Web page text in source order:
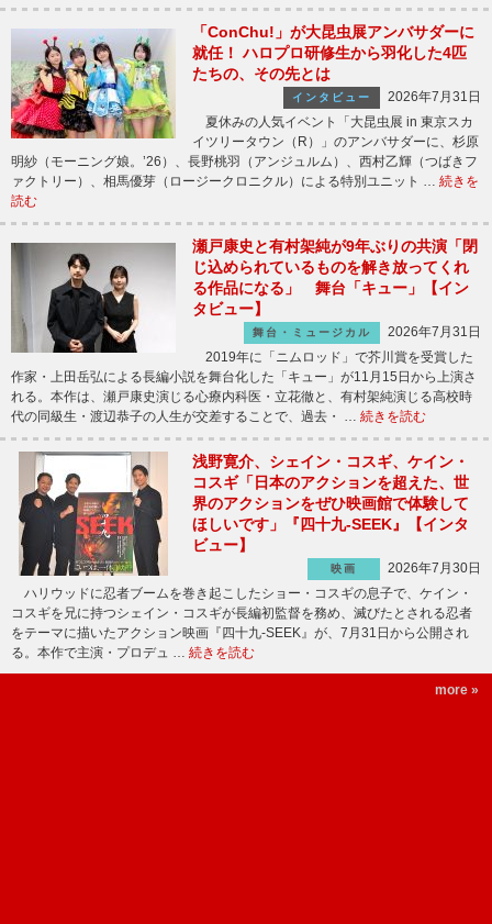
「ConChu!」が大昆虫展アンバサダーに
就任！ ハロプロ研修生から羽化した4匹
たちの、その先とは
インタビュー
2026年7月31日
夏休みの人気イベント「大昆虫展 in 東京スカ
イツリータウン（R）」のアンバサダーに、杉原
明紗（モーニング娘。’26）、長野桃羽（アンジュルム）、西村乙輝（つばきフ
ァクトリー）、相馬優芽（ロージークロニクル）による特別ユニット … 続きを
読む
瀬戸康史と有村架純が9年ぶりの共演「閉
じ込められているものを解き放ってくれ
る作品になる」 舞台「キュー」【イン
タビュー】
舞台・ミュージカル
2026年7月31日
2019年に「ニムロッド」で芥川賞を受賞した
作家・上田岳弘による長編小説を舞台化した「キュー」が11月15日から上演さ
れる。本作は、瀬戸康史演じる心療内科医・立花徹と、有村架純演じる高校時
代の同級生・渡辺恭子の人生が交差することで、過去・ … 続きを読む
浅野寛介、シェイン・コスギ、ケイン・
コスギ「日本のアクションを超えた、世
界のアクションをぜひ映画館で体験して
ほしいです」『四十九-SEEK』【インタ
ビュー】
映画
2026年7月30日
ハリウッドに忍者ブームを巻き起こしたショー・コスギの息子で、ケイン・
コスギを兄に持つシェイン・コスギが長編初監督を務め、滅びたとされる忍者
をテーマに描いたアクション映画『四十九-SEEK』が、7月31日から公開され
る。本作で主演・プロデュ … 続きを読む
more »